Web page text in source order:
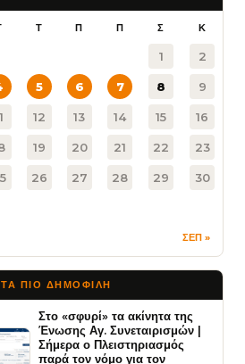
Τ Π Π Σ Κ
1 2
5 6 7 8 9
12 13 14 15 16
19 20 21 22 23
26 27 28 29 30
ΣΕΠ »
ΠΙΟ ΔΗΜΟΦΙΛΉ
Στο «σφυρί» τα ακίνητα της
Ένωσης Αγ. Συνεταιρισμών |
Σήμερα ο Πλειστηριασμός
παρά τον νόμο για τον